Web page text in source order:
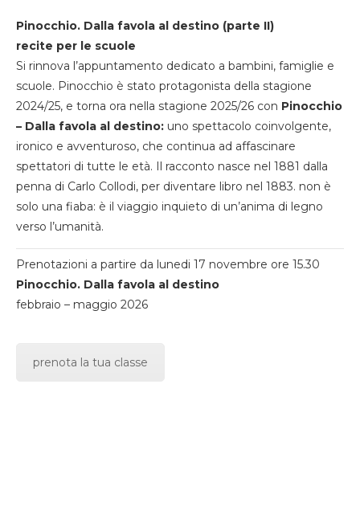
Pinocchio. Dalla favola al destino (parte II)
recite per le scuole
Si rinnova l’appuntamento dedicato a bambini, famiglie e
scuole. Pinocchio è stato protagonista della stagione
2024/25, e torna ora nella stagione 2025/26 con Pinocchio
– Dalla favola al destino: uno spettacolo coinvolgente,
ironico e avventuroso, che continua ad affascinare
spettatori di tutte le età. Il racconto nasce nel 1881 dalla
penna di Carlo Collodi, per diventare libro nel 1883. non è
solo una fiaba: è il viaggio inquieto di un’anima di legno
verso l’umanità.
Prenotazioni a partire da lunedi 17 novembre ore 15.30
Pinocchio. Dalla favola al destino
febbraio – maggio 2026
prenota la tua classe